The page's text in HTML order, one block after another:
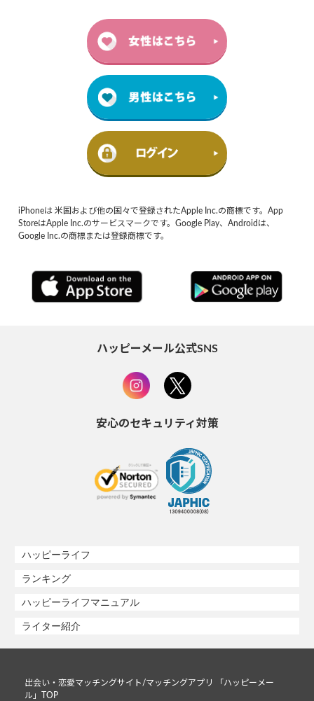
iPhoneは 米国および他の国々で登録されたApple Inc.の商標です。App
StoreはApple Inc.のサービスマークです。Google Play、Androidは、
Google Inc.の商標または登録商標です。
ハッピーメール公式SNS
安心のセキュリティ対策
ハッピーライフ
ランキング
ハッピーライフマニュアル
ライター紹介
出会い・恋愛マッチングサイト/マッチングアプリ 「ハッピーメー
ル」TOP